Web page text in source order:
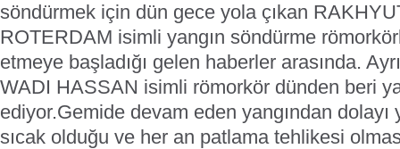
söndürmek için dün gece yola çıkan
ROTERDAM isimli yangın söndürme
etmeye başladığı gelen haberler arasında.
WADI HASSAN isimli römorkör dünden beri
ediyor.Gemide devam eden yangından dolayı
sıcak olduğu ve her an patlama tehlikesi